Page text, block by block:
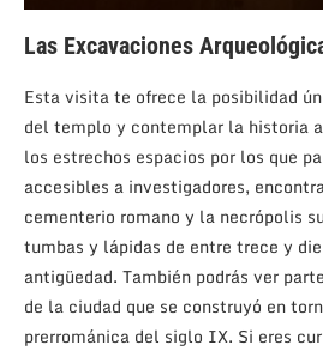
Las Excavaciones
Esta visita te ofrece la posibilidad
del templo y contemplar la historia
los estrechos espacios por los que
accesibles a investigadores,
cementerio romano y la necrópolis
tumbas y lápidas de entre trece y
antigüedad. También podrás ver
de la ciudad que se construyó en
prerrománica del siglo IX. Si eres